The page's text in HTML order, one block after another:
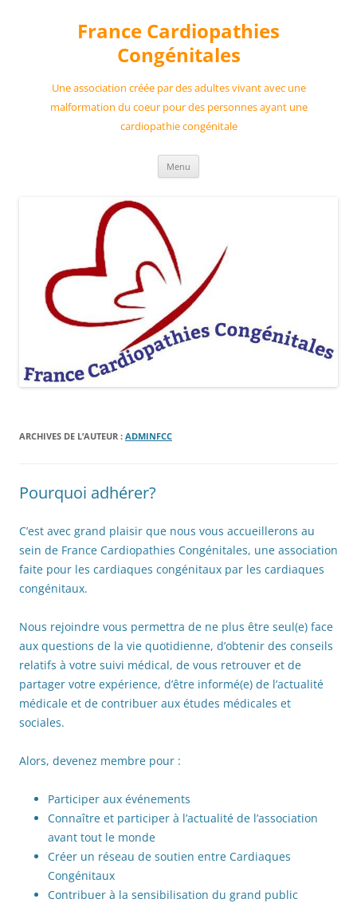
France Cardiopathies
Congénitales
Une association créée par des adultes vivant avec une
malformation du coeur pour des personnes ayant une
cardiopathie congénitale
Menu
ARCHIVES DE L’AUTEUR : ADMINFCC
Pourquoi adhérer?
C’est avec grand plaisir que nous vous accueillerons au
sein de France Cardiopathies Congénitales, une association
faite pour les cardiaques congénitaux par les cardiaques
congénitaux.
Nous rejoindre vous permettra de ne plus être seul(e) face
aux questions de la vie quotidienne, d’obtenir des conseils
relatifs à votre suivi médical, de vous retrouver et de
partager votre expérience, d’être informé(e) de l’actualité
médicale et de contribuer aux études médicales et
sociales.
Alors, devenez membre pour :
Participer aux événements
Connaître et participer à l’actualité de l’association
avant tout le monde
Créer un réseau de soutien entre Cardiaques
Congénitaux
Contribuer à la sensibilisation du grand public